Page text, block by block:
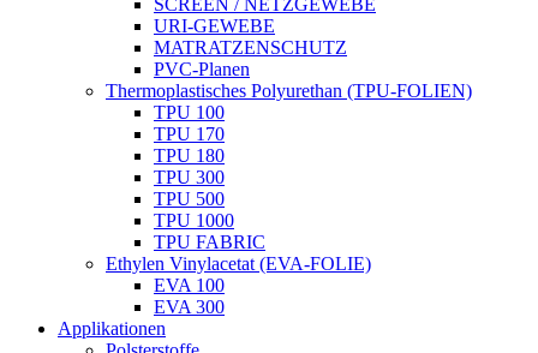
SCREEN / NETZGEWEBE
URI-GEWEBE
MATRATZENSCHUTZ
PVC-Planen
Thermoplastisches Polyurethan (TPU-FOLIEN)
TPU 100
TPU 170
TPU 180
TPU 300
TPU 500
TPU 1000
TPU FABRIC
Ethylen Vinylacetat (EVA-FOLIE)
EVA 100
EVA 300
Applikationen